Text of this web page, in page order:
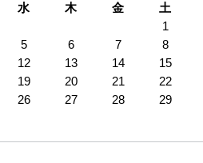
水 木 金
土
1
5 6 7
8
12 13 14
15
19 20 21
22
26 27 28
29